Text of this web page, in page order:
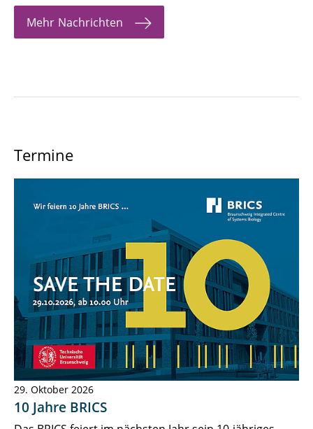
Mehr Nachrichten
Termine
29. Oktober 2026
10 Jahre BRICS